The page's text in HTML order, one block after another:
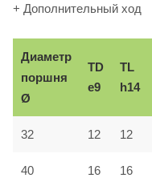
+ Дополнительный ход
Диаметр
поршня
Ø
TD
e9
TL
h14
32 12 12
40 16 16